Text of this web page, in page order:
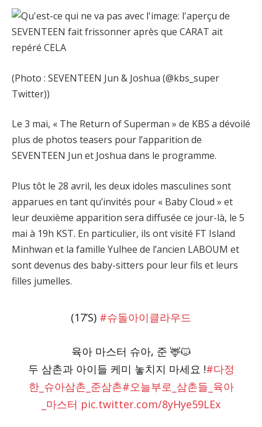
(Photo : SEVENTEEN Jun & Joshua (@kbs_super
Twitter))
Le 3 mai, « The Return of Superman » de KBS a dévoilé
plus de photos teasers pour l’apparition de
SEVENTEEN Jun et Joshua dans le programme.
Plus tôt le 28 avril, les deux idoles masculines sont
apparues en tant qu’invités pour « Baby Cloud » et
leur deuxième apparition sera diffusée ce jour-là, le 5
mai à 19h KST. En particulier, ils ont visité FT Island
Minhwan et la famille Yulhee de l’ancien LABOUM et
sont devenus des baby-sitters pour leur fils et leurs
filles jumelles.
(17’S) #슈돌아이클라우드
육아 마스터 슈아, 준 🦌🐱
두 삼촌과 아이들 케미 놓치지 마세요 !#다정
한_슈아삼촌_준삼촌#오늘부로_삼촌들_육아
_마스터 pic.twitter.com/8yHye59LEx